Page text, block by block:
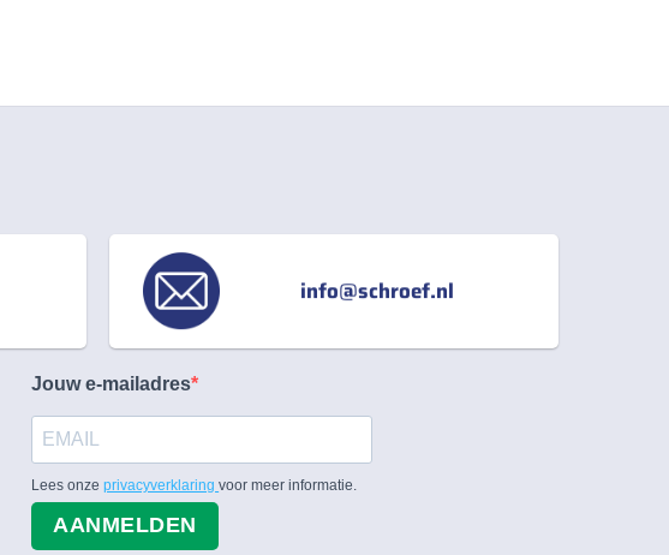
info@schroef.nl
Jouw e-mailadres
Lees onzeprivacyverklaringvoor meer informatie.
AANMELDEN